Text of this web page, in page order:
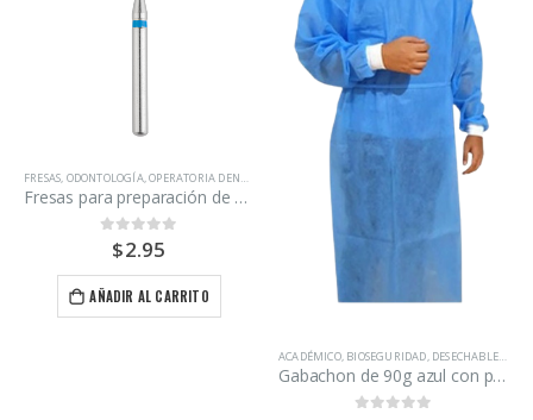
FRESAS, ODONTOLOGÍA,OPERATORIA DENTAL PROSTODONCIA
Fresas para preparación de carillas
out of 5
$2.95
AÑADIR AL CARRITO
ACADÉMICO, BIOSEGURIDAD, DESECHABLES ,
Gabachon de 90g azul con puño blanco